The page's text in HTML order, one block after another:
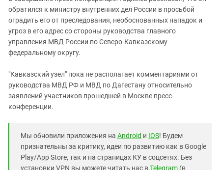
обратился к министру внутренних дел России в просьбой
оградить его от преследования, необоснованных нападок и
угроз в его адрес со стороны руководства главного
управления МВД России по Северо-Кавказскому
федеральному округу.
"Кавказский узел" пока не располагает комментариями от
руководства МВД РФ и МВД по Дагестану относительно
заявлений участников прошедшей в Москве пресс-
конференции.
Мы обновили приложения на Android и IOS! Будем
признательны за критику, идеи по развитию как в Google
Play/App Store, так и на страницах КУ в соцсетях. Без
установки VPN вы можете читать нас вTelegram (в